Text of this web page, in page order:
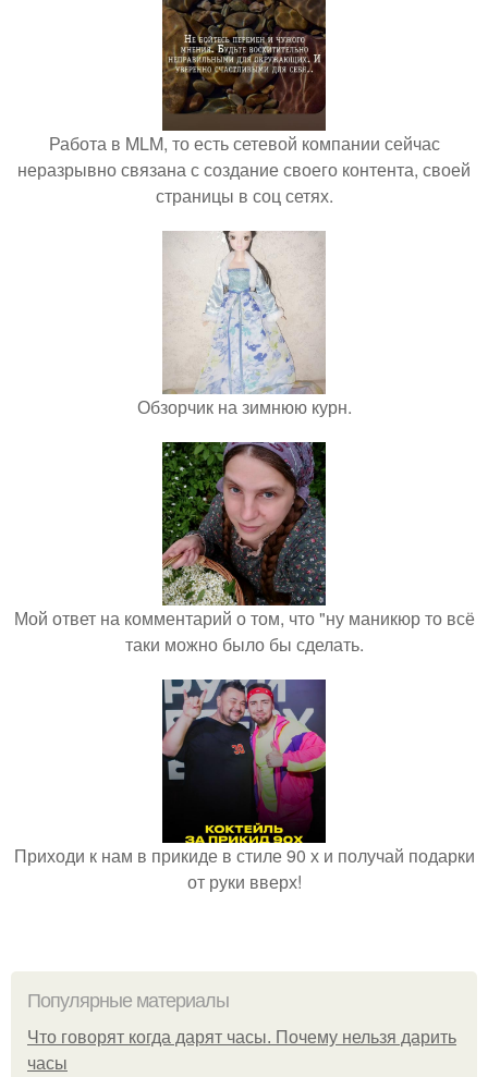
Работа в MLM, то есть сетевой компании сейчас
неразрывно связана с создание своего контента, своей
страницы в соц сетях.
Обзорчик на зимнюю курн.
Мой ответ на комментарий о том, что "ну маникюр то всё
таки можно было бы сделать.
Приходи к нам в прикиде в стиле 90 х и получай подарки
от руки вверх!
Популярные материалы
Что говорят когда дарят часы. Почему нельзя дарить
часы